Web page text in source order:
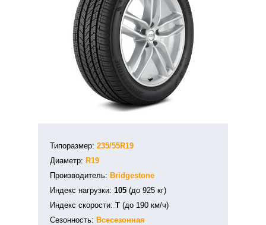
Типоразмер: 235/55R19
Диаметр: R19
Производитель: Bridgestone
Индекс нагрузки: 105 (до 925 кг)
Индекс скорости: T (до 190 км/ч)
Сезонность: Всесезонная